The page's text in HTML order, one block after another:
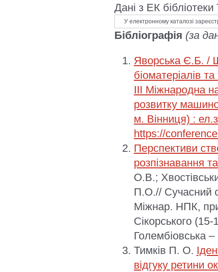
Дані з ЕК
У електронному каталозі
Бібліографія (за
Яворська Є.Б. /
біоматеріалів
ІІІ Міжнародна
розвитку
м. Вінниця) :
https://
Перспективи
розпізнавання
О.В.;
П.О.// Сучасний
Міжнар. НПК,
Сікорського
Голембіовська –
Тимків П. О.
відгуку ретини